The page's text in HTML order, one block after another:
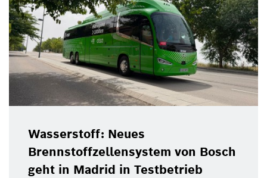
Wasserstoff: Neues
Brennstoffzellensystem von Bosch
geht in Madrid in Testbetrieb